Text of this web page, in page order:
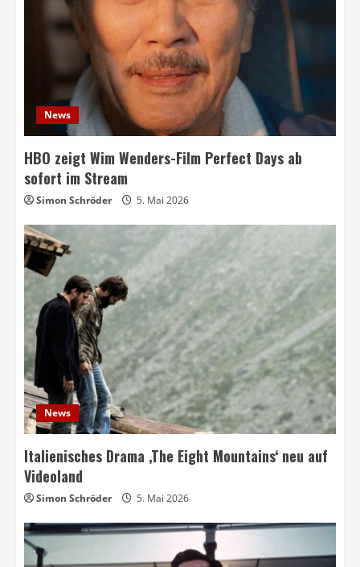
News
HBO zeigt Wim Wenders-Film Perfect Days ab
sofort im Stream
Simon Schröder 5. Mai 2026
News
Italienisches Drama ‚The Eight Mountains‘ neu auf
Videoland
Simon Schröder 5. Mai 2026